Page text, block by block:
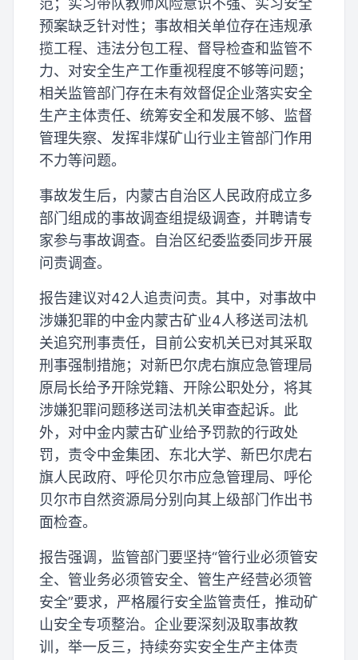
范；实习带队教师风险意识不强、实习安全
预案缺乏针对性；事故相关单位存在违规承
揽工程、违法分包工程、督导检查和监管不
力、对安全生产工作重视程度不够等问题；
相关监管部门存在未有效督促企业落实安全
生产主体责任、统筹安全和发展不够、监督
管理失察、发挥非煤矿山行业主管部门作用
不力等问题。
事故发生后，内蒙古自治区人民政府成立多
部门组成的事故调查组提级调查，并聘请专
家参与事故调查。自治区纪委监委同步开展
问责调查。
报告建议对42人追责问责。其中，对事故中
涉嫌犯罪的中金内蒙古矿业4人移送司法机
关追究刑事责任，目前公安机关已对其采取
刑事强制措施；对新巴尔虎右旗应急管理局
原局长给予开除党籍、开除公职处分，将其
涉嫌犯罪问题移送司法机关审查起诉。此
外，对中金内蒙古矿业给予罚款的行政处
罚，责令中金集团、东北大学、新巴尔虎右
旗人民政府、呼伦贝尔市应急管理局、呼伦
贝尔市自然资源局分别向其上级部门作出书
面检查。
报告强调，监管部门要坚持“管行业必须管安
全、管业务必须管安全、管生产经营必须管
安全”要求，严格履行安全监管责任，推动矿
山安全专项整治。企业要深刻汲取事故教
训，举一反三，持续夯实安全生产主体责